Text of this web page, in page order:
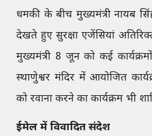
धमकी के बीच मुख्यमंत्री नायब
देखते हुए सुरक्षा एजेंसियां
मुख्यमंत्री 8 जून को कई
स्थाणुेश्वर मंदिर में आयोजित
को रवाना करने का कार्यक्रम भी
ईमेल में विवादित संदेश